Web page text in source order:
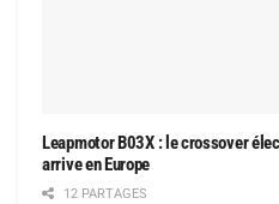
Leapmotor B03X : le crossover
arrive en Europe
12 PARTAGES